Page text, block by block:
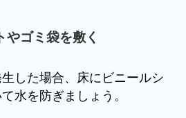
ゴミ袋を敷く
した場合、床にビニールシ
水を防ぎましょう。